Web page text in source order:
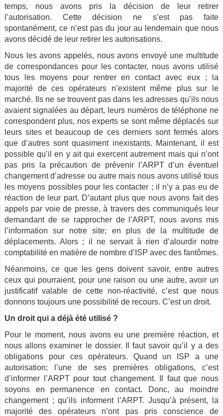
temps, nous avons pris la décision de leur retirer
l’autorisation. Cette décision ne s’est pas faite
spontanément, ce n’est pas du jour au lendemain que nous
avons décidé de leur retirer les autorisations.
Nous les avons appelés, nous avons envoyé une multitude
de correspondances pour les contacter, nous avons utilisé
tous les moyens pour rentrer en contact avec eux ; la
majorité de ces opérateurs n’existent même plus sur le
marché. Ils ne se trouvent pas dans les adresses qu’ils nous
avaient signalées au départ, leurs numéros de téléphone ne
correspondent plus, nos experts se sont même déplacés sur
leurs sites et beaucoup de ces derniers sont fermés alors
que d’autres sont quasiment inexistants. Maintenant, il est
possible qu’il en y ait qui exercent autrement mais qui n’ont
pas pris la précaution de prévenir l’ARPT d’un éventuel
changement d’adresse ou autre mais nous avons utilisé tous
les moyens possibles pour les contacter ; il n’y a pas eu de
réaction de leur part. D’autant plus que nous avons fait des
appels par voie de presse, à travers des communiqués leur
demandant de se rapprocher de l’ARPT, nous avons mis
l’information sur notre site; en plus de la multitude de
déplacements. Alors ; il ne servait à rien d’alourdir notre
comptabilité en matière de nombre d’ISP avec des fantômes.
Néanmoins, ce que les gens doivent savoir, entre autres
ceux qui pourraient, pour une raison ou une autre, avoir un
justificatif valable de cette non-réactivité, c’est que nous
donnons toujours une possibilité de recours. C’est un droit.
Un droit qui a déjà été utilisé ?
Pour le moment, nous avons eu une première réaction, et
nous allons examiner le dossier. Il faut savoir qu’il y a des
obligations pour ces opérateurs. Quand un ISP a une
autorisation; l’une de ses premières obligations, c’est
d’informer l’ARPT pour tout changement. Il faut que nous
soyons en permanence en contact. Donc, au moindre
changement ; qu’ils informent l’ARPT. Jusqu’à présent, la
majorité des opérateurs n’ont pas pris conscience de